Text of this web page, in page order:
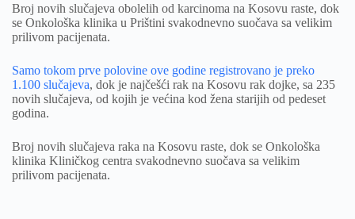
Broj novih slučajeva obolelih od karcinoma na Kosovu raste, dok
se Onkološka klinika u Prištini svakodnevno suočava sa velikim
prilivom pacijenata.
Samo tokom prve polovine ove godine registrovano je preko
1.100 slučajeva, dok je najčešći rak na Kosovu rak dojke, sa 235
novih slučajeva, od kojih je većina kod žena starijih od pedeset
godina.
Broj novih slučajeva raka na Kosovu raste, dok se Onkološka
klinika Kliničkog centra svakodnevno suočava sa velikim
prilivom pacijenata.